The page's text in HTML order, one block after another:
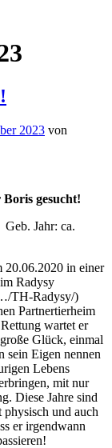
2023 von
gesucht!
Jahr: ca.
20.06.2020 in einer
Radysy
TH-Radysy/)
Partnertierheim
wartet er
Glück, einmal
sein Eigen nennen
Lebens
mit nur
Diese Jahre sind
und auch
er irgendwann